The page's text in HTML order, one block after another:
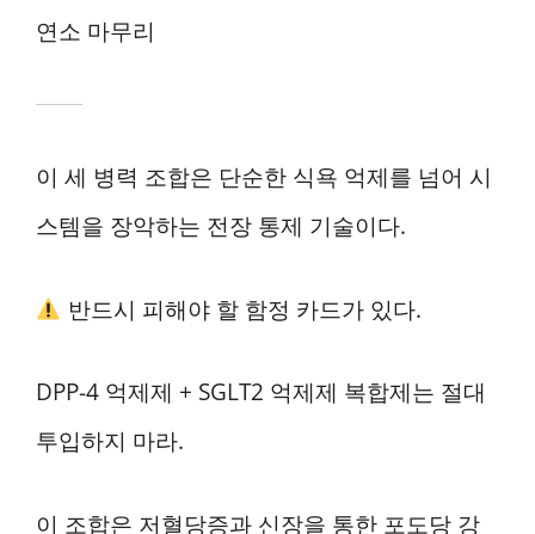
연소 마무리
이 세 병력 조합은 단순한 식욕 억제를 넘어 시
스템을 장악하는 전장 통제 기술이다.
반드시 피해야 할 함정 카드가 있다.
DPP-4 억제제 + SGLT2 억제제 복합제는 절대
투입하지 마라.
이 조합은 저혈당증과 신장을 통한 포도당 강